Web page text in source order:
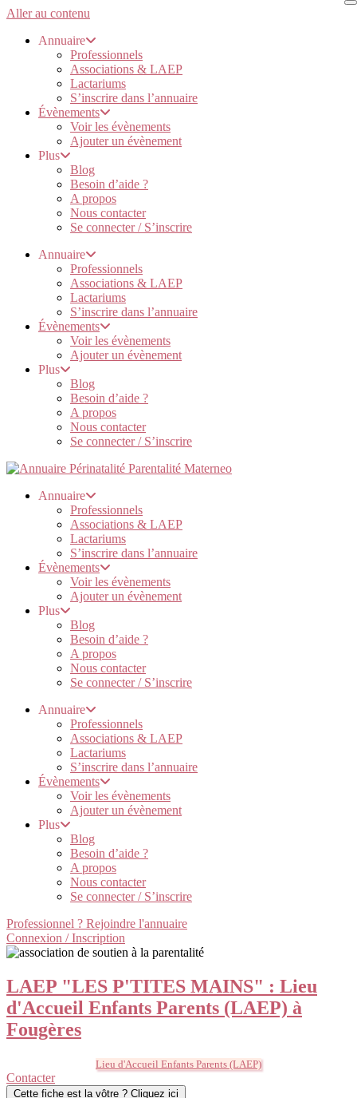
Aller au contenu
Annuaire
Professionnels
Associations & LAEP
Lactariums
S’inscrire dans l’annuaire
Évènements
Voir les évènements
Ajouter un évènement
Plus
Blog
Besoin d’aide ?
A propos
Nous contacter
Se connecter / S’inscrire
Annuaire
Professionnels
Associations & LAEP
Lactariums
S’inscrire dans l’annuaire
Évènements
Voir les évènements
Ajouter un évènement
Plus
Blog
Besoin d’aide ?
A propos
Nous contacter
Se connecter / S’inscrire
Annuaire
Professionnels
Associations & LAEP
Lactariums
S’inscrire dans l’annuaire
Évènements
Voir les évènements
Ajouter un évènement
Plus
Blog
Besoin d’aide ?
A propos
Nous contacter
Se connecter / S’inscrire
Annuaire
Professionnels
Associations & LAEP
Lactariums
S’inscrire dans l’annuaire
Évènements
Voir les évènements
Ajouter un évènement
Plus
Blog
Besoin d’aide ?
A propos
Nous contacter
Se connecter / S’inscrire
Professionnel ? Rejoindre l'annuaire
Connexion / Inscription
LAEP "LES P'TITES MAINS" : Lieu
d'Accueil Enfants Parents (LAEP) à
Fougères
Lieu d'Accueil Enfants Parents (LAEP)
Contacter
Cette fiche est la vôtre ? Cliquez ici